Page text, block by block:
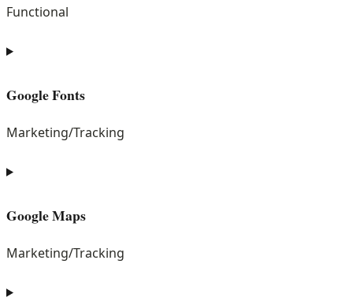
notice-
gdpr
Functional
Consent
service
Google Fonts
Marketing/Tracking
Consent
service
fonts
Google Maps
Marketing/Tracking
Consent